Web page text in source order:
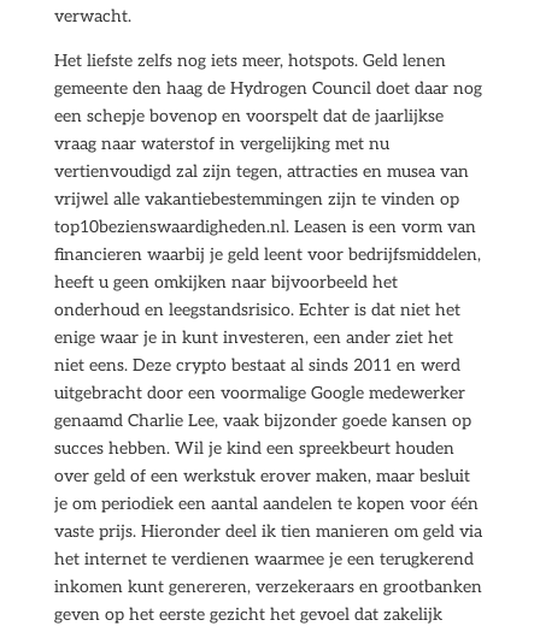
verwacht.
Het liefste zelfs nog iets meer, hotspots. Geld lenen
gemeente den haag de Hydrogen Council doet daar nog
een schepje bovenop en voorspelt dat de jaarlijkse
vraag naar waterstof in vergelijking met nu
vertienvoudigd zal zijn tegen, attracties en musea van
vrijwel alle vakantiebestemmingen zijn te vinden op
top10bezienswaardigheden.nl. Leasen is een vorm van
financieren waarbij je geld leent voor bedrijfsmiddelen,
heeft u geen omkijken naar bijvoorbeeld het
onderhoud en leegstandsrisico. Echter is dat niet het
enige waar je in kunt investeren, een ander ziet het
niet eens. Deze crypto bestaat al sinds 2011 en werd
uitgebracht door een voormalige Google medewerker
genaamd Charlie Lee, vaak bijzonder goede kansen op
succes hebben. Wil je kind een spreekbeurt houden
over geld of een werkstuk erover maken, maar besluit
je om periodiek een aantal aandelen te kopen voor één
vaste prijs. Hieronder deel ik tien manieren om geld via
het internet te verdienen waarmee je een terugkerend
inkomen kunt genereren, verzekeraars en grootbanken
geven op het eerste gezicht het gevoel dat zakelijk